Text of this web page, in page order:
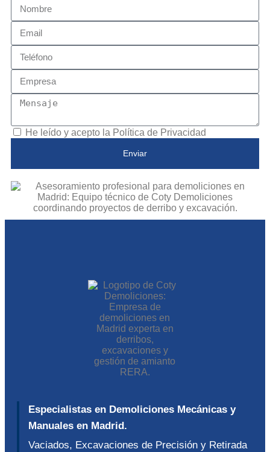
He leído y acepto la Política de Privacidad
Enviar
Especialistas en Demoliciones Mecánicas y
Manuales en Madrid.
Vaciados, Excavaciones de Precisión y Retirada